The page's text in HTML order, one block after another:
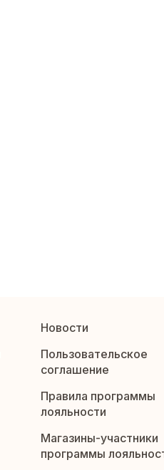
Новости
Пользовательское
соглашение
Правила программы
лояльности
Магазины-участники
программы